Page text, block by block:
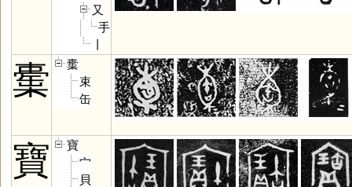
又
手
㯱
㯱
束
缶
寶
寶
宀
貝